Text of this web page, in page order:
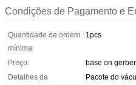
Condições de Pagamento e
Quantidade de ordem
mínima:
1pcs
Preço:
base on
Detalhes da
Pacote do